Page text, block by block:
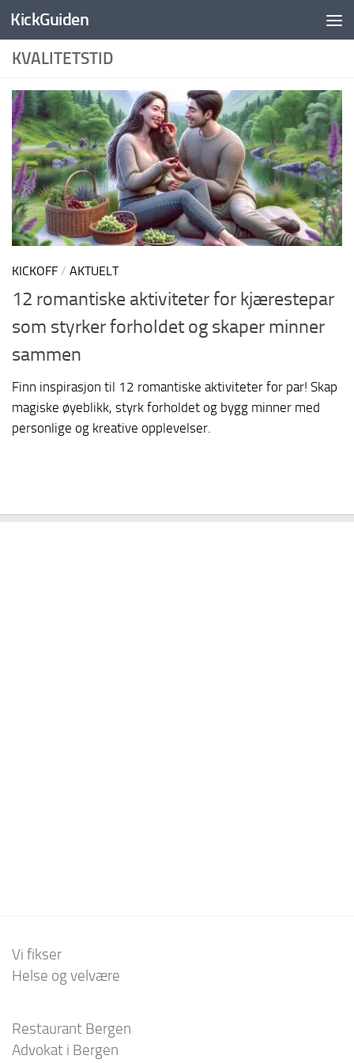
Skip to content
KickGuiden
KVALITETSTID
KICKOFF / AKTUELT
12 romantiske aktiviteter for kjærestepar
som styrker forholdet og skaper minner
sammen
Finn inspirasjon til 12 romantiske aktiviteter for par! Skap
magiske øyeblikk, styrk forholdet og bygg minner med
personlige og kreative opplevelser.
Vi fikser
Helse og velvære
Restaurant Bergen
Advokat i Bergen